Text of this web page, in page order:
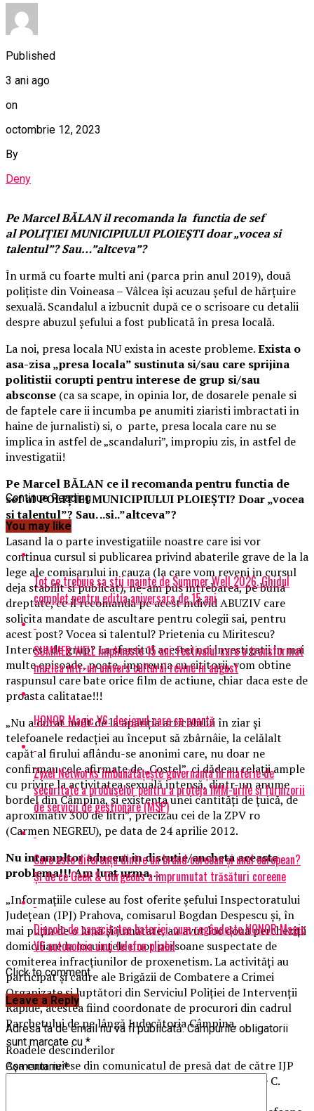
Published
3 ani ago
on
octombrie 12, 2023
By
Deny
Pe Marcel BĂLAN il recomanda la functia de sef
al POLIŢIEI MUNICIPIULUI PLOIEŞTI doar „vocea si
talentul”? Sau…”altceva”?
În urmă cu foarte multi ani (parca prin anul 2019), două
poliţiste din Voineasa – Vâlcea îşi acuzau şeful de hărţuire
sexuală. Scandalul a izbucnit după ce o scrisoare cu detalii
despre abuzul şefului a fost publicată în presa locală.
La noi, presa locala NU exista in aceste probleme.Exista o
asa-zisa „presa locala” sustinuta si/sau care sprijina
politistii corupti pentru interese de grup si/sau
absconse (ca sa scape, in opinia lor, de dosarele penale si
de faptele care ii incumba pe anumiti ziaristi imbractati in
haine de jurnalisti) si, o parte, presa locala care nu se
implica in astfel de „scandaluri”, impropiu zis, in astfel de
investigatii!
Pe Marcel BĂLAN ce il recomanda pentru functia de
sef al POLIŢIEI MUNICIPIULUI PLOIEŞTI? Doar „vocea
si talentul”? Sau. ..si..”altceva”?
Lasand la o parte investigatiile noastre care isi vor
continua cursul si publicarea privind abaterile grave de la la
lege ale comisarului in cauza (la care vom reveni in cursul
deja stabilit si publicat), ne-am pus intrebarea, pe buna
dreptate, ce il recomanda pe acest individ ABUZIV care
solicita mandate de ascultare pentru colegii sai, pentru
acest post? Vocea si talentul? Prietenia cu Miritescu?
Interese de grup? La sfarsitul acestei noi investigatii in mai
multe episoade, poate, impreuna cu cititorii, vom obtine
raspunsul care bate orice film de actiune, chiar daca este de
proasta calitatae!!!
„Nu a durat mult de la apariţia articolului în ziar şi
telefoanele redacţiei au început să zbârnâie, la celălalt
capăt al firului aflându-se anonimi care, nu doar ne
confirmau cele afirmate de „Costel”, ci dădeau relaţii ample
cu privire la activitatea sexuală intensă, dintr-un anume
bordel din Câmpina, şi existenţa unei cantităţi de ţuică, de
aproximativ 300 de litri”, precizau cei de la ZPV ro
(Carmen NEGREU), pe data de 24 aprilie 2012.
Nu intampltor aducem in discutie/ancheta aceasta
problema!!! Am luat urma…
„Informațiile culese au fost oferite şefului Inspectoratului
Judeţean (IPJ) Prahova, comisarul Bogdan Despescu și, în
mai puţin de o lună şi jumătate, au avut loc două percheziţii
domiciliare la locuinţele unor persoane suspectate de
comiterea infracţiunilor de proxenetism. La activităţi au
participat și cadre ale Brigăzii de Combatere a Crimei
Organizate şi luptători din Serviciul Poliției de Intervenţii
Rapide, acestea fiind coordonate de procurori din cadrul
Parchetului de pe lângă Judecătoria Câmpina.
Roadele descinderilor
Aşa cum reiese din comunicatul de presă dat de către IJP
Prahova „la domiciliul lui N. Georgeta, au fost găsite C.
Continue Reading
You may like
Tot ce trebuie sa stii inainte de Summer Well 2026. Ghidul
complet pentru editia aniversara de 15 ani
SUMMER WELL implineste 15 ani. Festivalul care a transformat
muzica intr-un univers cultural revine in august
HONOR Magic V6: designul care se poartă
Zyxel Networks îmbunătățește guvernanța în materie de
securitate a produselor pentru a proteja IMM-urile și furnizorii
de servicii de gestionare (MSP)
Care este diferența dintre un brand coreean și unul european?
Și de ce Geek & Gorgeous a împrumutat trăsături coreene
Dincolo de capacitatea bateriei: cum regândește HONOR Magic
V6 autonomia unui telefon pliabil
Click to comment
Leave a Reply
Adresa ta de email nu va fi publicată. Câmpurile obligatorii
sunt marcate cu *
Comentariu*